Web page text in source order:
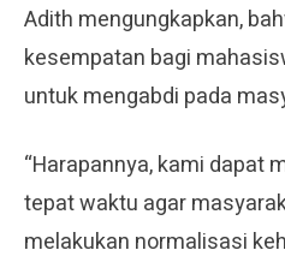
Adith mengungkapkan,
kesempatan bagi
untuk mengabdi pada
“Harapannya, kami dapat
tepat waktu agar
melakukan normalisasi